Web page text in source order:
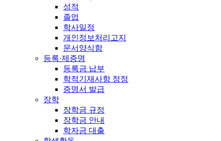
성적
졸업
학사일정
개인정보처리고지
문서양식함
등록·제증명
등록금 납부
학적기재사항 정정
증명서 발급
장학
장학금 규정
장학금 안내
학자금 대출